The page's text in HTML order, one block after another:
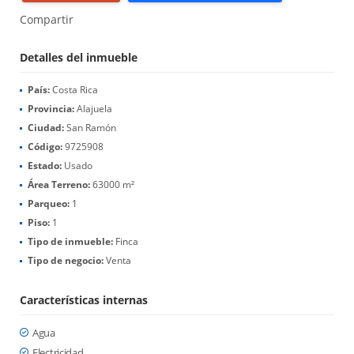
Compartir
Detalles del inmueble
País:Costa Rica
Provincia:Alajuela
Ciudad:San Ramón
Código:9725908
Estado: Usado
Área Terreno:63000 m²
Parqueo: 1
Piso: 1
Tipo de inmueble: Finca
Tipo de negocio:Venta
Características internas
Agua